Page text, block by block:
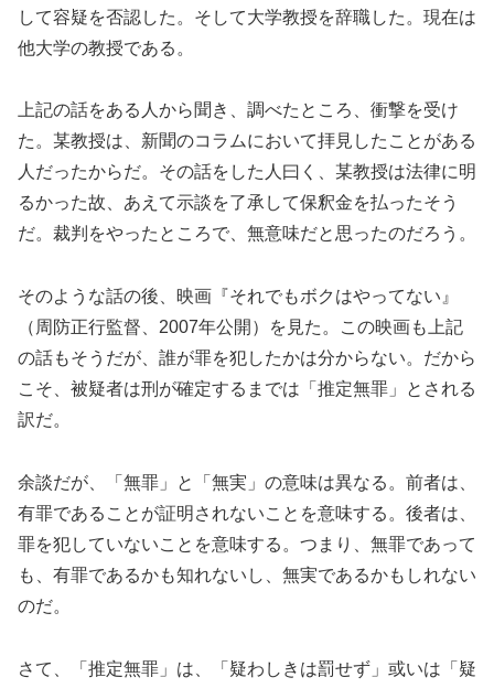
して容疑を否認した。そして大学教授を辞職した。現在は
他大学の教授である。
上記の話をある人から聞き、調べたところ、衝撃を受け
た。某教授は、新聞のコラムにおいて拝見したことがある
人だったからだ。その話をした人曰く、某教授は法律に明
るかった故、あえて示談を了承して保釈金を払ったそう
だ。裁判をやったところで、無意味だと思ったのだろう。
そのような話の後、映画『それでもボクはやってない』
（周防正行監督、2007年公開）を見た。この映画も上記
の話もそうだが、誰が罪を犯したかは分からない。だから
こそ、被疑者は刑が確定するまでは「推定無罪」とされる
訳だ。
余談だが、「無罪」と「無実」の意味は異なる。前者は、
有罪であることが証明されないことを意味する。後者は、
罪を犯していないことを意味する。つまり、無罪であって
も、有罪であるかも知れないし、無実であるかもしれない
のだ。
さて、「推定無罪」は、「疑わしきは罰せず」或いは「疑